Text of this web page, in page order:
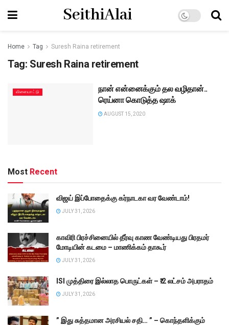
SeithiAlai
Home Tag Suresh Raina retirement
Tag: Suresh Raina retirement
விளையாட்டு
நான் என்னைக்கும் தல வழிதான்..
ரெய்னா கொடுத்த ஷாக்
AUGUST 15, 2020
Most Recent
விஜய் இப்போதைக்கு கர்நாடகா வர வேண்டாம்!
JULY 31, 2026
காவிரி பிரச்சினையில் தீர்வு காண வேண்டியது பிரதமர்
மோடியின் கடமை – மாணிக்கம் தாகூர்
JULY 31, 2026
ISI முத்திரை இல்லாத பொருட்கள் – ₹.2 லட்சம் அபராதம்
JULY 31, 2026
” இது சுத்தமான அரசியல் சதி… ” – கொந்தளிக்கும்